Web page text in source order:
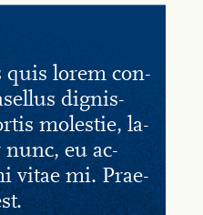
quis lo­rem con­
dig­nis­
mo­les­tie, la­
nunc, eu ac­
vi­tae mi. Prae­